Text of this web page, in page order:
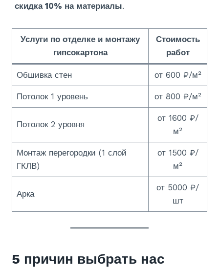
скидка 10% на материалы.
Услуги по отделке и монтажу
гипсокартона
Стоимость
работ
Обшивка стен от 600 ₽/м²
Потолок 1 уровень от 800 ₽/м²
Потолок 2 уровня
от 1600 ₽/
м²
Монтаж перегородки (1 слой
ГКЛВ)
от 1500 ₽/
м²
Арка
от 5000 ₽/
шт
5 причин выбрать нас